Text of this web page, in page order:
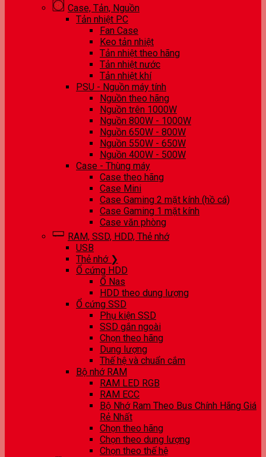
Case, Tản, Nguồn
Tản nhiệt PC
Fan Case
Keo tản nhiệt
Tản nhiệt theo hãng
Tản nhiệt nước
Tản nhiệt khí
PSU - Nguồn máy tính
Nguồn theo hãng
Nguồn trên 1000W
Nguồn 800W - 1000W
Nguồn 650W - 800W
Nguồn 550W - 650W
Nguồn 400W - 500W
Case - Thùng máy
Case theo hãng
Case Mini
Case Gaming 2 mặt kính (hồ cá)
Case Gaming 1 mặt kính
Case văn phòng
RAM, SSD, HDD, Thẻ nhớ
USB
Thẻ nhớ ❯
Ổ cứng HDD
Ổ Nas
HDD theo dung lượng
Ổ cứng SSD
Phụ kiện SSD
SSD gắn ngoài
Chọn theo hãng
Dung lượng
Thế hệ và chuẩn cắm
Bộ nhớ RAM
RAM LED RGB
RAM ECC
Bộ Nhớ Ram Theo Bus Chính Hãng Giá
Rẻ Nhất
Chọn theo hãng
Chọn theo dung lượng
Chọn theo thế hệ